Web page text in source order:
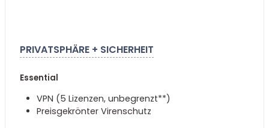
PRIVATSPHÄRE + SICHERHEIT
Essential
VPN (5 Lizenzen, unbegrenzt**)
Preisgekrönter Virenschutz